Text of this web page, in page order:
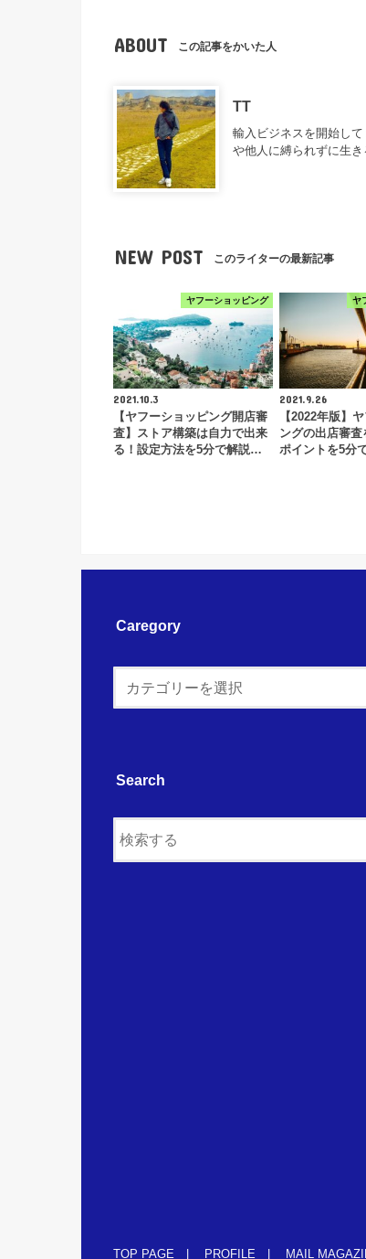
ABOUT この記事をかいた人
TT
輸入ビジネスを開始し
や他人に縛られずに生き
NEW POST このライターの最新記事
ヤフーショッピング
2021.10.3
【ヤフーショッピング開店審
査】ストア構築は自力で出来
る！設定方法を5分で解説…
ヤ
2021.9.26
【2022年版】
ングの出店審
ポイントを5分
Caregory
Search
TOP PAGE PROFILE MAIL